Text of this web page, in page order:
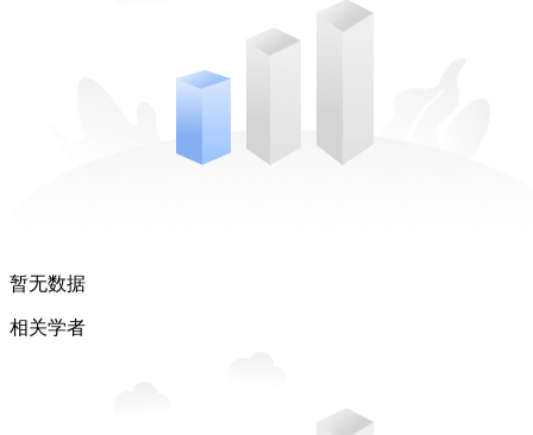
暂无数据
相关学者